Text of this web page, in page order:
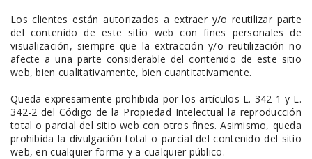
Los clientes están autorizados a extraer y/o reutilizar parte
del contenido de este sitio web con fines personales de
visualización, siempre que la extracción y/o reutilización no
afecte a una parte considerable del contenido de este sitio
web, bien cualitativamente, bien cuantitativamente.
Queda expresamente prohibida por los artículos L. 342-1 y L.
342-2 del Código de la Propiedad Intelectual la reproducción
total o parcial del sitio web con otros fines. Asimismo, queda
prohibida la divulgación total o parcial del contenido del sitio
web, en cualquier forma y a cualquier público.